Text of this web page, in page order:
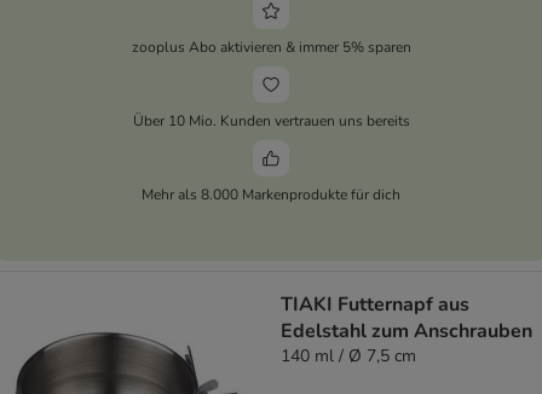
zooplus Abo aktivieren & immer 5% sparen
Über 10 Mio. Kunden vertrauen uns bereits
Mehr als 8.000 Markenprodukte für dich
TIAKI Futternapf aus
Edelstahl zum Anschrauben
140 ml / Ø 7,5 cm